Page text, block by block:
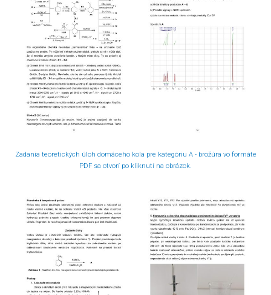
Zadania teoretických úloh domáceho kola pre kategóriu A - brožúra vo formáte
PDF sa otvorí po kliknutí na obrázok.